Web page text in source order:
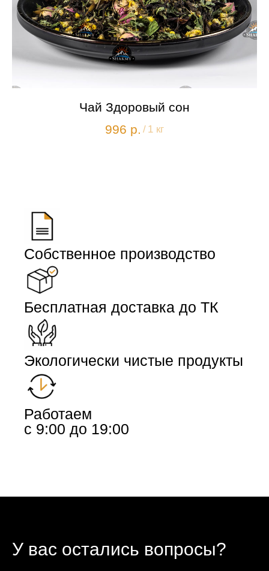
Чай Здоровый сон
996 р. / 1 кг
Собственное производство
Бесплатная доставка до ТК
Экологически чистые продукты
Работаем
с 9:00 до 19:00
У вас остались вопросы?